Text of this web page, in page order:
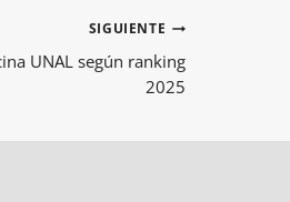
SIGUIENTE
UNAL según ranking
2025